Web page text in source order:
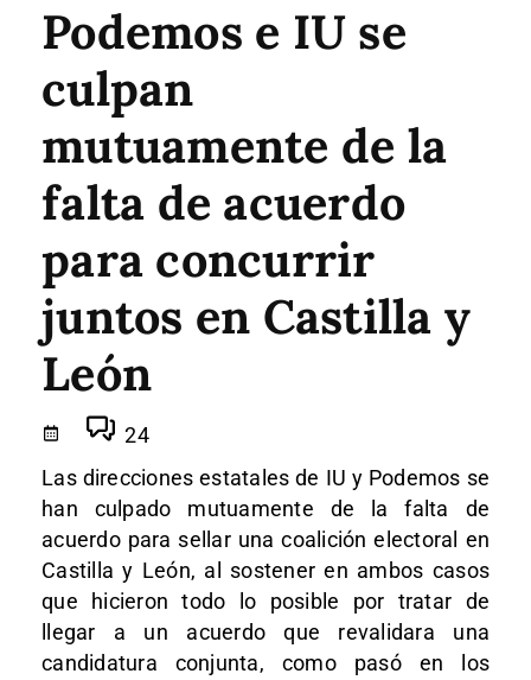
Podemos e IU se
culpan
mutuamente de la
falta de acuerdo
para concurrir
juntos en Castilla y
León
24
Las direcciones estatales de IU y Podemos se
han culpado mutuamente de la falta de
acuerdo para sellar una coalición electoral en
Castilla y León, al sostener en ambos casos
que hicieron todo lo posible por tratar de
llegar a un acuerdo que revalidara una
candidatura conjunta, como pasó en los